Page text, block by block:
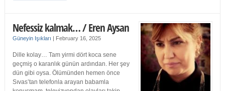
Nefessiz kalmak… / Eren Aysan
Güneyin Işıkları | February 16, 2025
Dille kolay… Tam yirmi dört koca sene
geçmiş o karanlık günün ardından. Her şey
dün gibi oysa. Ölümünden hemen önce
Sıvas’tan telefonla arayan babamla